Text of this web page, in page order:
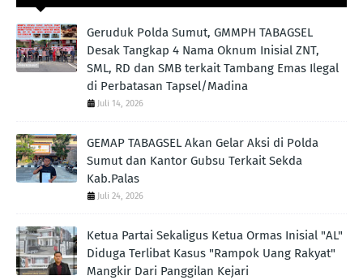
Geruduk Polda Sumut, GMMPH TABAGSEL
Desak Tangkap 4 Nama Oknum Inisial ZNT,
SML, RD dan SMB terkait Tambang Emas Ilegal
di Perbatasan Tapsel/Madina
Juli 14, 2026
GEMAP TABAGSEL Akan Gelar Aksi di Polda
Sumut dan Kantor Gubsu Terkait Sekda
Kab.Palas
Juli 24, 2026
Ketua Partai Sekaligus Ketua Ormas Inisial "AL"
Diduga Terlibat Kasus "Rampok Uang Rakyat"
Mangkir Dari Panggilan Kejari